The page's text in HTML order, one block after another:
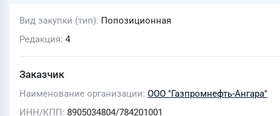
Вид закупки (тип) Попозиционная
Редакция 4
Заказчик
Наименование организации ООО "Газпромнефть-Ангара"
ИНН/КПП 8905034804/784201001